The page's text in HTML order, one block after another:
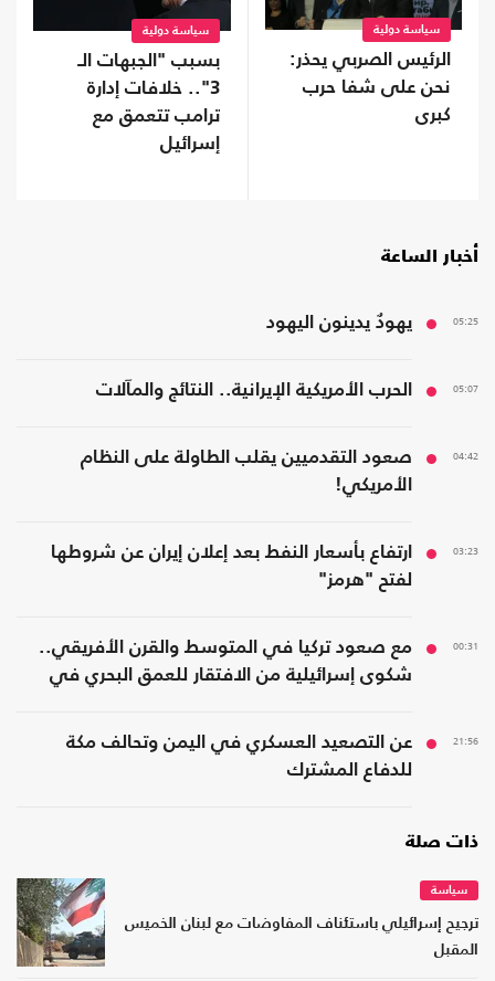
سياسة دولية
الرئيس الصربي يحذر:
نحن على شفا حرب
كبرى
سياسة دولية
بسبب "الجبهات الـ
3".. خلافات إدارة
ترامب تتعمق مع
إسرائيل
أخبار الساعة
05:25 يهودٌ يدينون اليهود
05:07 الحرب الأمريكية الإيرانية.. النتائج والمآلات
04:42
صعود التقدميين يقلب الطاولة على النظام
الأمريكي!
03:23
ارتفاع بأسعار النفط بعد إعلان إيران عن شروطها
لفتح "هرمز"
00:31
مع صعود تركيا في المتوسط والقرن الأفريقي..
شكوى إسرائيلية من الافتقار للعمق البحري في
21:56
عن التصعيد العسكري في اليمن وتحالف مكة
للدفاع المشترك
ذات صلة
سياسة
ترجيح إسرائيلي باستئناف المفاوضات مع لبنان الخميس
المقبل